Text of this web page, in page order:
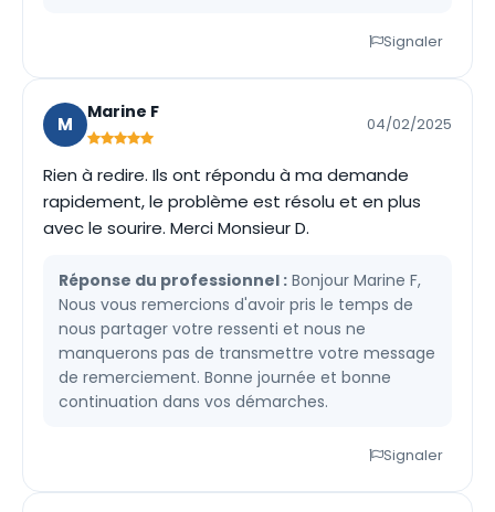
Signaler
M
Marine F
04/02/2025
Rien à redire. Ils ont répondu à ma demande
rapidement, le problème est résolu et en plus
avec le sourire. Merci Monsieur D.
Réponse du professionnel : Bonjour Marine F,
Nous vous remercions d'avoir pris le temps de
nous partager votre ressenti et nous ne
manquerons pas de transmettre votre message
de remerciement. Bonne journée et bonne
continuation dans vos démarches.
Signaler